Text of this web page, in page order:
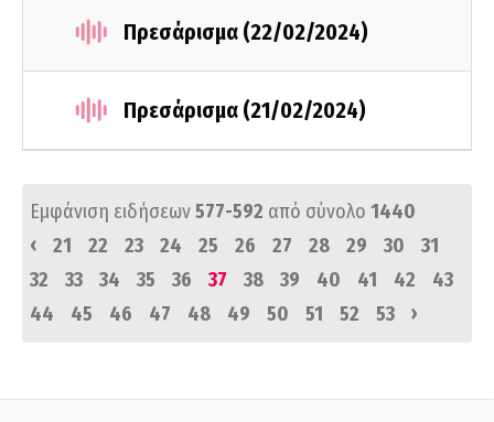
Πρεσάρισμα (22/02/2024)
Πρεσάρισμα (21/02/2024)
Εμφάνιση ειδήσεων577-592 από σύνολο 1440
‹
21 22 23 24 25 26 27 28 29 30
31
32
33 34 35 36 37 38 39 40 41 42
43
44
45 46 47 48 49 50 51 52 53 ›